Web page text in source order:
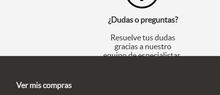
¿Dudas o preguntas?
Resuelve tus dudas
gracias a nuestro
equipo de especialistas.
Ver mis compras